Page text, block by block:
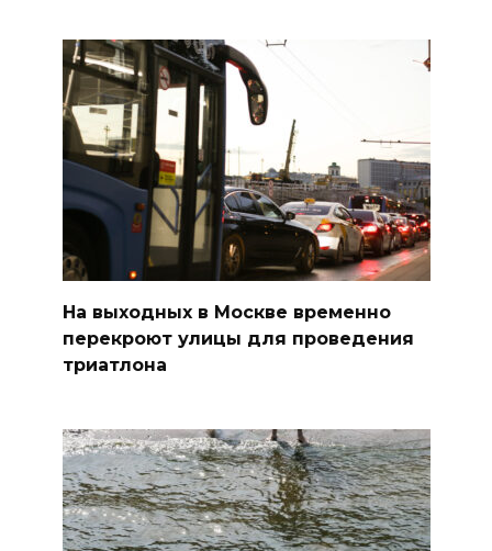
На выходных в Москве временно
перекроют улицы для проведения
триатлона